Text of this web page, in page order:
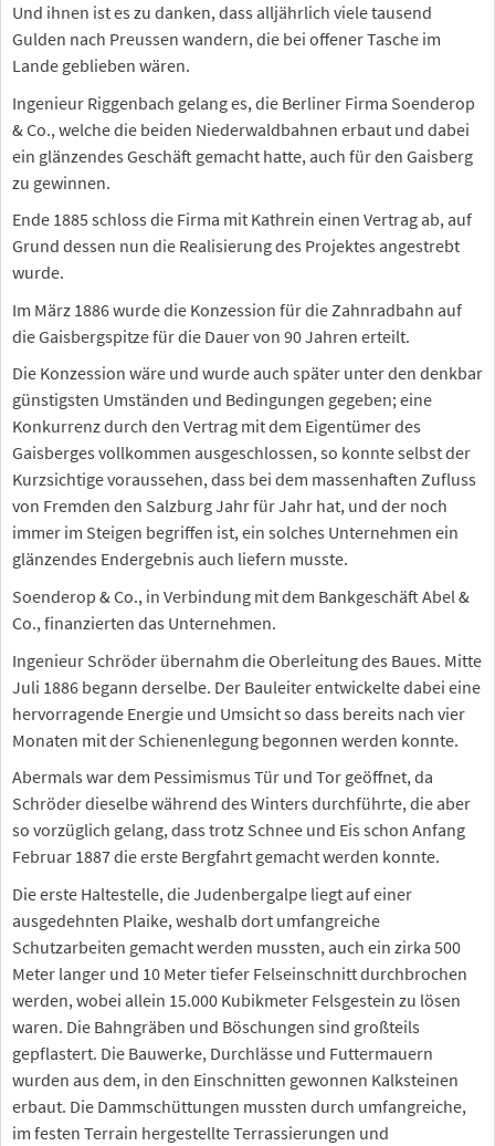
Und ihnen ist es zu danken, dass alljährlich viele tausend
Gulden nach Preussen wandern, die bei offener Tasche im
Lande geblieben wären.
Ingenieur Riggenbach gelang es, die Berliner Firma Soenderop
& Co., welche die beiden Niederwaldbahnen erbaut und dabei
ein glänzendes Geschäft gemacht hatte, auch für den Gaisberg
zu gewinnen.
Ende 1885 schloss die Firma mit Kathrein einen Vertrag ab, auf
Grund dessen nun die Realisierung des Projektes angestrebt
wurde.
Im März 1886 wurde die Konzession für die Zahnradbahn auf
die Gaisbergspitze für die Dauer von 90 Jahren erteilt.
Die Konzession wäre und wurde auch später unter den denkbar
günstigsten Umständen und Bedingungen gegeben; eine
Konkurrenz durch den Vertrag mit dem Eigentümer des
Gaisberges vollkommen ausgeschlossen, so konnte selbst der
Kurzsichtige voraussehen, dass bei dem massenhaften Zufluss
von Fremden den Salzburg Jahr für Jahr hat, und der noch
immer im Steigen begriffen ist, ein solches Unternehmen ein
glänzendes Endergebnis auch liefern musste.
Soenderop & Co., in Verbindung mit dem Bankgeschäft Abel &
Co., finanzierten das Unternehmen.
Ingenieur Schröder übernahm die Oberleitung des Baues. Mitte
Juli 1886 begann derselbe. Der Bauleiter entwickelte dabei eine
hervorragende Energie und Umsicht so dass bereits nach vier
Monaten mit der Schienenlegung begonnen werden konnte.
Abermals war dem Pessimismus Tür und Tor geöffnet, da
Schröder dieselbe während des Winters durchführte, die aber
so vorzüglich gelang, dass trotz Schnee und Eis schon Anfang
Februar 1887 die erste Bergfahrt gemacht werden konnte.
Die erste Haltestelle, die Judenbergalpe liegt auf einer
ausgedehnten Plaike, weshalb dort umfangreiche
Schutzarbeiten gemacht werden mussten, auch ein zirka 500
Meter langer und 10 Meter tiefer Felseinschnitt durchbrochen
werden, wobei allein 15.000 Kubikmeter Felsgestein zu lösen
waren. Die Bahngräben und Böschungen sind großteils
gepflastert. Die Bauwerke, Durchlässe und Futtermauern
wurden aus dem, in den Einschnitten gewonnen Kalksteinen
erbaut. Die Dammschüttungen mussten durch umfangreiche,
im festen Terrain hergestellte Terrassierungen und